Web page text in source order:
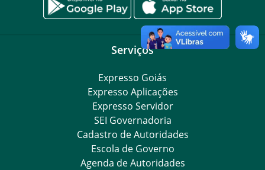
Serviços
Expresso Goiás
Expresso Aplicações
Expresso Servidor
SEI Governadoria
Cadastro de Autoridades
Escola de Governo
Agenda de Autoridades